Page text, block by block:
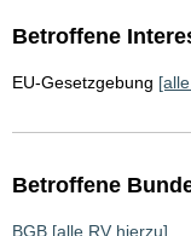
Betroffene
EU-Gesetzgebung
Betroffene
BGB [alle RV hierzu]